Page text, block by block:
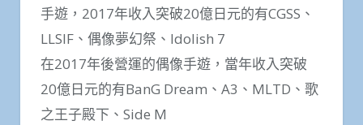
手遊，2017年收入突破20億日元的有CGSS、
LLSIF、偶像夢幻祭、Idolish 7
在2017年後營運的偶像手遊，當年收入突破
20億日元的有BanG Dream、A3、MLTD、歌
之王子殿下、Side M